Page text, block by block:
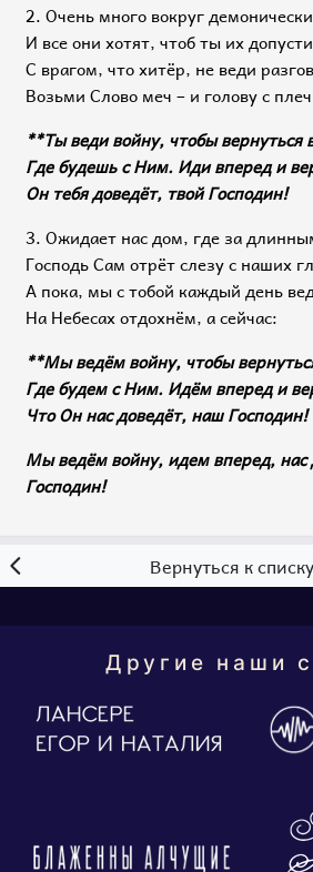
2. Очень много вокруг
И все они хотят, чтоб ты их
С врагом, что хитёр, не веди
Возьми Слово меч – и голову с
**Ты веди войну, чтобы вернуться
Где будешь с Ним. Иди вперед и
Он тебя доведёт, твой Господин!
3. Ожидает нас дом, где за
Господь Сам отрёт слезу с наших
А пока, мы с тобой каждый день
На Небесах отдохнём, а сейчас:
**Мы ведём войну, чтобы
Где будем с Ним. Идём вперед и
Что Он нас доведёт, наш Господин!
Мы ведём войну, идем вперед, нас
Господин!
Вернуться к
Другие наши